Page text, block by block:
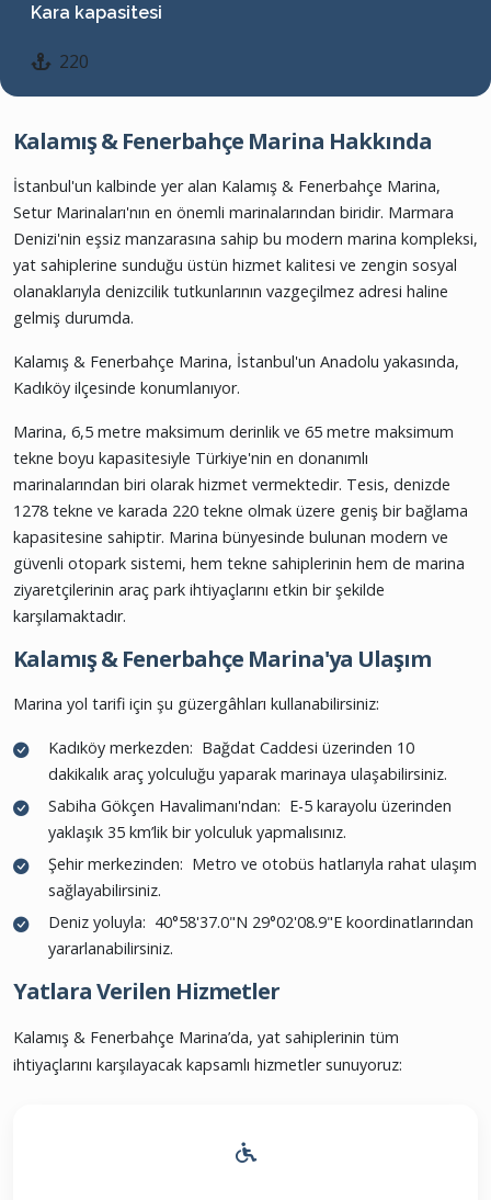
Kara kapasitesi
220
Kalamış & Fenerbahçe Marina Hakkında
İstanbul'un kalbinde yer alan Kalamış & Fenerbahçe Marina,
Setur Marinaları'nın en önemli marinalarından biridir. Marmara
Denizi'nin eşsiz manzarasına sahip bu modern marina kompleksi,
yat sahiplerine sunduğu üstün hizmet kalitesi ve zengin sosyal
olanaklarıyla denizcilik tutkunlarının vazgeçilmez adresi haline
gelmiş durumda.
Kalamış & Fenerbahçe Marina, İstanbul'un Anadolu yakasında,
Kadıköy ilçesinde konumlanıyor.
Marina, 6,5 metre maksimum derinlik ve 65 metre maksimum
tekne boyu kapasitesiyle Türkiye'nin en donanımlı
marinalarından biri olarak hizmet vermektedir. Tesis, denizde
1278 tekne ve karada 220 tekne olmak üzere geniş bir bağlama
kapasitesine sahiptir. Marina bünyesinde bulunan modern ve
güvenli otopark sistemi, hem tekne sahiplerinin hem de marina
ziyaretçilerinin araç park ihtiyaçlarını etkin bir şekilde
karşılamaktadır.
Kalamış & Fenerbahçe Marina'ya Ulaşım
Marina yol tarifi için şu güzergâhları kullanabilirsiniz:
Kadıköy merkezden: Bağdat Caddesi üzerinden 10
dakikalık araç yolculuğu yaparak marinaya ulaşabilirsiniz.
Sabiha Gökçen Havalimanı'ndan: E-5 karayolu üzerinden
yaklaşık 35 km’lik bir yolculuk yapmalısınız.
Şehir merkezinden: Metro ve otobüs hatlarıyla rahat ulaşım
sağlayabilirsiniz.
Deniz yoluyla: 40°58'37.0"N 29°02'08.9"E koordinatlarından
yararlanabilirsiniz.
Yatlara Verilen Hizmetler
Kalamış & Fenerbahçe Marina’da, yat sahiplerinin tüm
ihtiyaçlarını karşılayacak kapsamlı hizmetler sunuyoruz: